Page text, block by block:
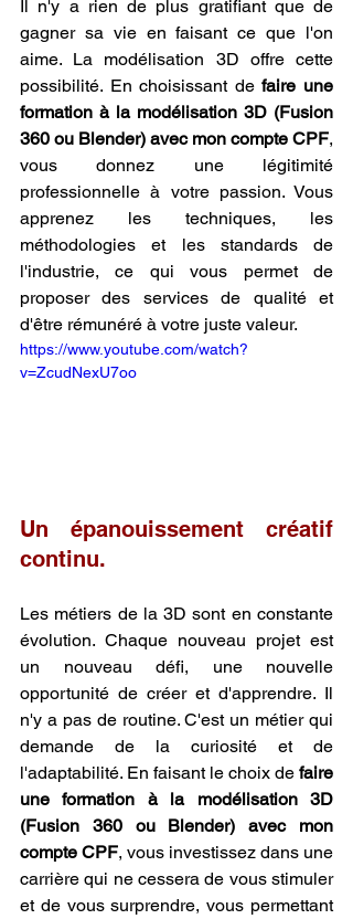
Il n'y a rien de plus gratifiant que de
gagner sa vie en faisant ce que l'on
aime. La modélisation 3D offre cette
possibilité. En choisissant de faire une
formation à la modélisation 3D (Fusion
360 ou Blender) avec mon compte CPF,
vous donnez une légitimité
professionnelle à votre passion. Vous
apprenez les techniques, les
méthodologies et les standards de
l'industrie, ce qui vous permet de
proposer des services de qualité et
d'être rémunéré à votre juste valeur.
https://www.youtube.com/watch?
v=ZcudNexU7oo
Un épanouissement créatif
continu.
Les métiers de la 3D sont en constante
évolution. Chaque nouveau projet est
un nouveau défi, une nouvelle
opportunité de créer et d'apprendre. Il
n'y a pas de routine. C'est un métier qui
demande de la curiosité et de
l'adaptabilité. En faisant le choix de faire
une formation à la modélisation 3D
(Fusion 360 ou Blender) avec mon
compte CPF, vous investissez dans une
carrière qui ne cessera de vous stimuler
et de vous surprendre, vous permettant